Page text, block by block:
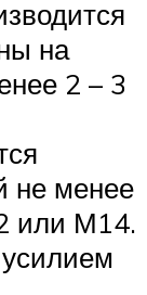
на
2 – 3
не менее
или М14.